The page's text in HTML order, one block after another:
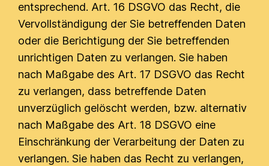
entsprechend. Art. 16 DSGVO das Recht, die
Vervollständigung der Sie betreffenden Daten
oder die Berichtigung der Sie betreffenden
unrichtigen Daten zu verlangen. Sie haben
nach Maßgabe des Art. 17 DSGVO das Recht
zu verlangen, dass betreffende Daten
unverzüglich gelöscht werden, bzw. alternativ
nach Maßgabe des Art. 18 DSGVO eine
Einschränkung der Verarbeitung der Daten zu
verlangen. Sie haben das Recht zu verlangen,